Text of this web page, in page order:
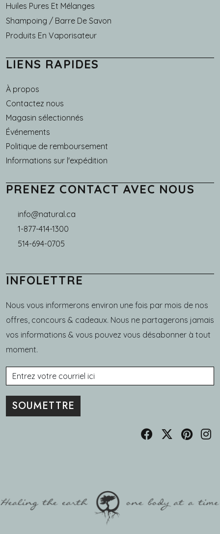
Huiles Pures Et Mélanges
Shampoing / Barre De Savon
Produits En Vaporisateur
LIENS RAPIDES
À propos
Main navigation
Contactez nous
Magasin sélectionnés
Événements
Politique de remboursement
Informations sur l'expédition
PRENEZ CONTACT AVEC NOUS
info@natural.ca
1-877-414-1300
514-694-0705
INFOLETTRE
Nous vous informerons environ une fois par mois de nos
offres, concours & cadeaux. Nous ne partagerons jamais
vos informations & vous pouvez vous désabonner à tout
moment.
Courriel